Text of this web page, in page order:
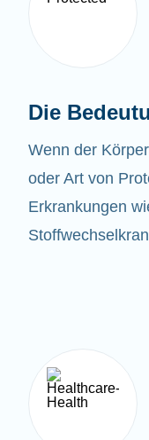
Die
Wenn der
oder Art von
Erkrankungen